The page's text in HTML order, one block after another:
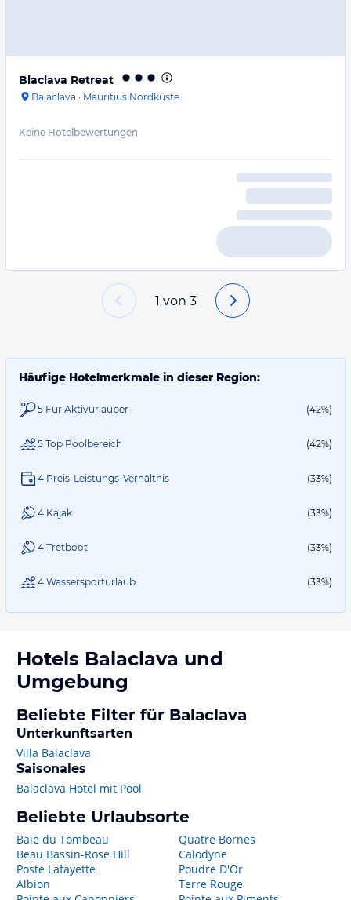
Blaclava Retreat
Balaclava · Mauritius Nordküste
Keine Hotelbewertungen
1 von 3
Häufige Hotelmerkmale in dieser Region:
5 Für Aktivurlauber (42%)
5 Top Poolbereich (42%)
4 Preis-Leistungs-Verhältnis (33%)
4 Kajak (33%)
4 Tretboot (33%)
4 Wassersporturlaub (33%)
Hotels Balaclava und
Umgebung
Beliebte Filter für Balaclava
Unterkunftsarten
Villa Balaclava
Saisonales
Balaclava Hotel mit Pool
Beliebte Urlaubsorte
Baie du Tombeau
Beau Bassin-Rose Hill
Poste Lafayette
Albion
Quatre Bornes
Calodyne
Poudre D'Or
Terre Rouge